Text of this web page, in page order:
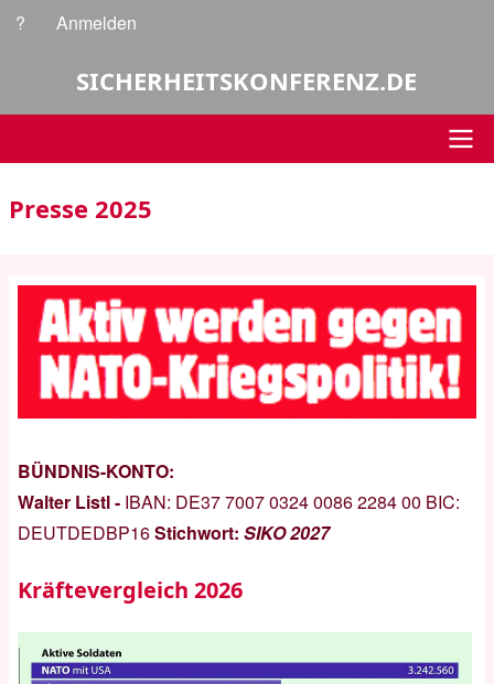
Direkt
Benutzermenü
? Anmelden
SICHERHEITSKONFERENZ.DE
Presse 2025
BÜNDNIS-KONTO:
Walter Listl - IBAN: DE37 7007 0324 0086 2284 00 BIC:
DEUTDEDBP16Stichwort: SIKO 2027
Kräftevergleich 2026